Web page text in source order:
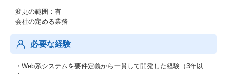
変更の範囲：有
会社の定める業務
必要な経験
・Web系システムを要件定義から一貫して開発した経験（3年以